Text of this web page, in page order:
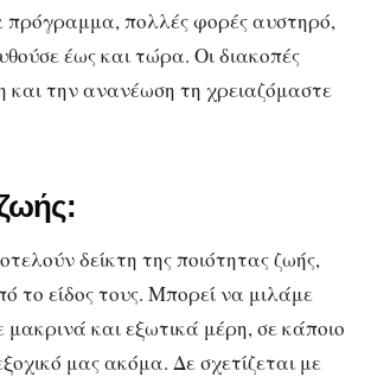
πρόγραμμα, πολλές φορές αυστηρό,
έως και τώρα. Οι διακοπές
και την ανανέωση τη χρειαζόμαστε
δείκτη της ποιότητας ζωής,
το είδος τους. Μπορεί να μιλάμε
μακρινά και εξωτικά μέρη, σε κάποιο
μας ακόμα. Δε σχετίζεται με